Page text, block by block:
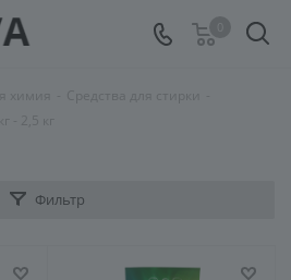
Фильтр